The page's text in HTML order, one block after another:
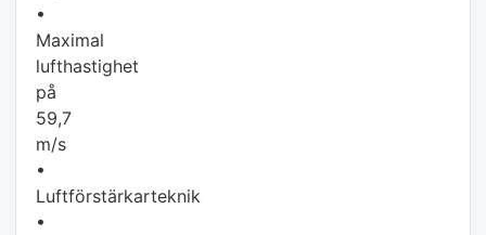
•
Maximal
lufthastighet
på
59,7
m/s
•
Luftförstärkarteknik
•